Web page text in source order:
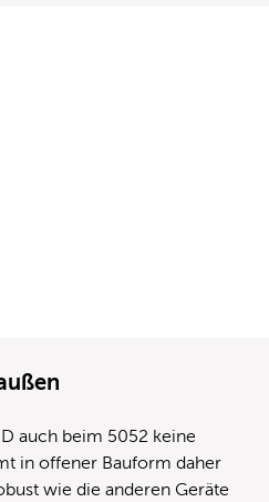
auch beim 5052 keine
in offener Bauform daher
wie die anderen Geräte